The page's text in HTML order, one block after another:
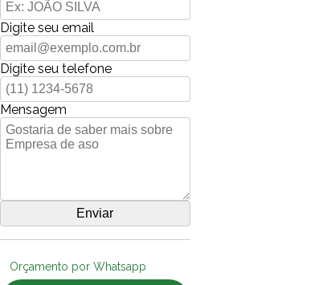
Digite seu email
Digite seu telefone
Mensagem
Orçamento por Whatsapp